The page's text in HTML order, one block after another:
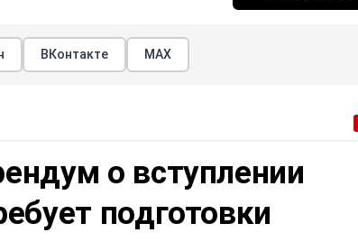
ВКонтакте МАХ
о вступлении
подготовки